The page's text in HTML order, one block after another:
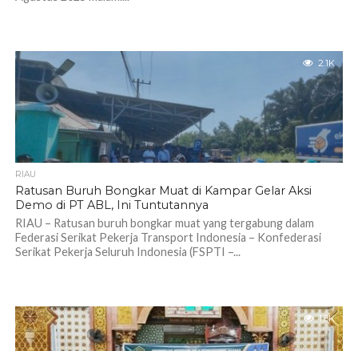
2.1K
RIAU
Ratusan Buruh Bongkar Muat di Kampar Gelar Aksi
Demo di PT ABL, Ini Tuntutannya
RIAU – Ratusan buruh bongkar muat yang tergabung dalam
Federasi Serikat Pekerja Transport Indonesia – Konfederasi
Serikat Pekerja Seluruh Indonesia (FSPTI –...
1.8K